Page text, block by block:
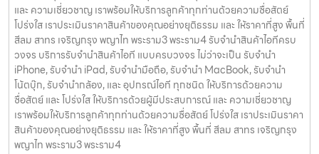
และ ความเชี่ยวชาญ เราพร้อมให้บริการลูกค้าทุกท่านด้วยความซื่อสัตย์
โปร่งใส เราประเมินราคาสินค้าของคุณอย่างยุติธรรม และ ให้ราคาที่สูง พื้นที่
สีลม สาทร เจริญกรุง พญาไท พระราม3 พระราม4 รับจำนำสินค้าไอทีครบ
วงจร บริการรับจำนำสินค้าไอที แบบครบวงจร ไม่ว่าจะเป็น รับจำนำ
iPhone, รับจำนำ iPad, รับจำนำมือถือ, รับจำนำ MacBook, รับจำนำ
โน้ตบุ๊ก, รับจำนำกล้อง, และ อุปกรณ์ไอที ทุกชนิด ให้บริการด้วยความ
ซื่อสัตย์ และ โปร่งใส ให้บริการด้วยผู้มีประสบการณ์ และ ความเชี่ยวชาญ
เราพร้อมให้บริการลูกค้าทุกท่านด้วยความซื่อสัตย์ โปร่งใส เราประเมินราคา
สินค้าของคุณอย่างยุติธรรม และ ให้ราคาที่สูง พื้นที่ สีลม สาทร เจริญกรุง
พญาไท พระราม3 พระราม4